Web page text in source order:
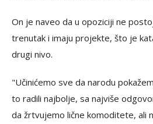
On je naveo da u opoziciji ne
trenutak i imaju projekte, što je
drugi nivo.
"Učinićemo sve da narodu
to radili najbolje, sa najviše
da žrtvujemo lične komoditete, ali